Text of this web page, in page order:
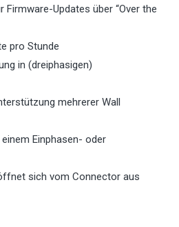
Updates über “Over the
pro Stunde
in (dreiphasigen)
mehrerer Wall
Einphasen- oder
sich vom Connector aus